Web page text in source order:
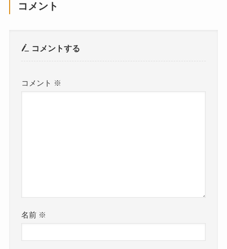
コメント
コメントする
コメント ※
名前 ※